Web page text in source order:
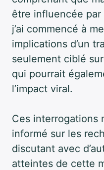
être influencée
j’ai commencé à
implications d’un
seulement ciblé
qui pourrait
l’impact viral.
Ces interrogations
informé sur les
discutant avec
atteintes de cette